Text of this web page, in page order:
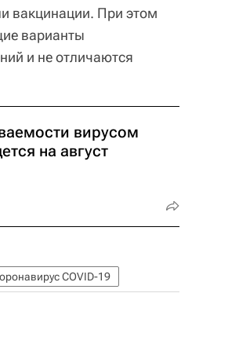
вакцинации. При этом
варианты
и не отличаются
вирусом
на август
COVID-19